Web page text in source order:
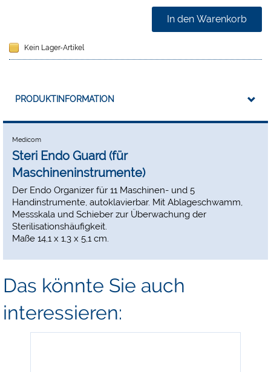
In den Warenkorb
Kein Lager-Artikel
PRODUKTINFORMATION
Medicom
Steri Endo Guard (für
Maschineninstrumente)
Der Endo Organizer für 11 Maschinen- und 5
Handinstrumente, autoklavierbar. Mit Ablageschwamm,
Messskala und Schieber zur Überwachung der
Sterilisationshäufigkeit.
Maße 14,1 x 1,3 x 5,1 cm.
Das könnte Sie auch
interessieren: